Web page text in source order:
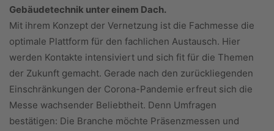
Gebäudetechnik unter einem Dach.
Mit ihrem Konzept der Vernetzung ist die Fachmesse die
optimale Plattform für den fachlichen Austausch. Hier
werden Kontakte intensiviert und sich fit für die Themen
der Zukunft gemacht. Gerade nach den zurückliegenden
Einschränkungen der Corona-Pandemie erfreut sich die
Messe wachsender Beliebtheit. Denn Umfragen
bestätigen: Die Branche möchte Präsenzmessen und